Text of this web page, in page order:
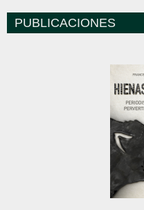
PUBLICACIONES